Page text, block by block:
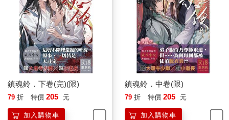
鎮魂鈴．下卷(完)(限)
79 折 特價 205 元
加入購物車
鎮魂鈴．中卷(限)
79 折 特價 205 元
加入購物車